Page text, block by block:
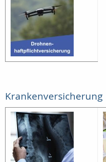
Krankenversicherung